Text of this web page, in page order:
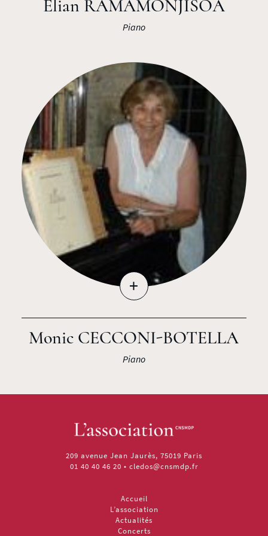
Elian RAMAMONJISOA
Piano
+
Monic CECCONI-BOTELLA
Piano
209 avenue Jean Jaurès, 75019 Paris
01 40 40 46 20 • cledos@cnsmdp.fr
Accueil
L’association
Actualités
Concerts